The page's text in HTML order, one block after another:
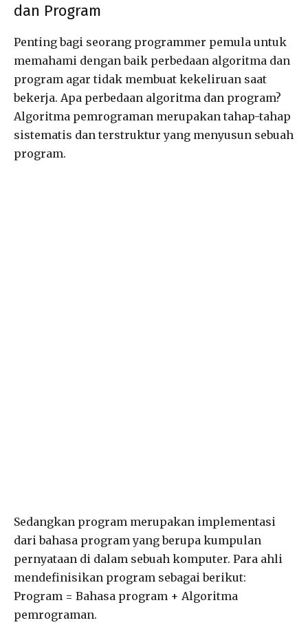
dan Program
Penting bagi seorang programmer pemula untuk
memahami dengan baik perbedaan algoritma dan
program agar tidak membuat kekeliruan saat
bekerja. Apa perbedaan algoritma dan program?
Algoritma pemrograman merupakan tahap-tahap
sistematis dan terstruktur yang menyusun sebuah
program.
Sedangkan program merupakan implementasi
dari bahasa program yang berupa kumpulan
pernyataan di dalam sebuah komputer. Para ahli
mendefinisikan program sebagai berikut:
Program = Bahasa program + Algoritma
pemrograman.